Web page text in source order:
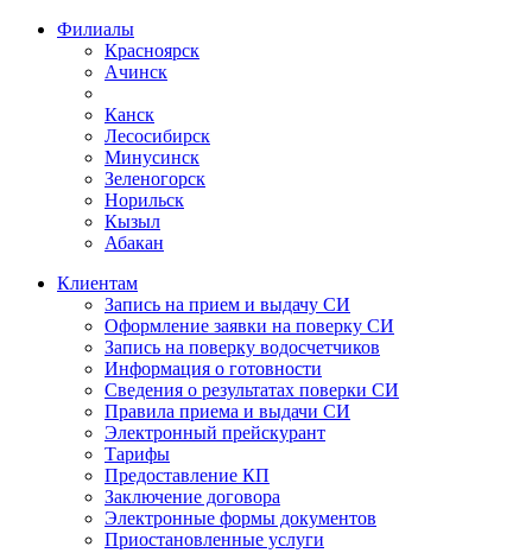
Филиалы
Красноярск
Ачинск
Канск
Лесосибирск
Минусинск
Зеленогорск
Норильск
Кызыл
Абакан
Клиентам
Запись на прием и выдачу СИ
Оформление заявки на поверку СИ
Запись на поверку водосчетчиков
Информация о готовности
Сведения о результатах поверки СИ
Правила приема и выдачи СИ
Электронный прейскурант
Тарифы
Предоставление КП
Заключение договора
Электронные формы документов
Приостановленные услуги